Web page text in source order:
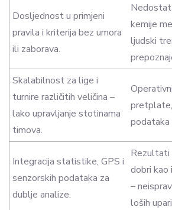
Dosljednost u primjeni
pravila i kriterija bez umora
ili zaborava.
kemije
ljudski
Skalabilnost za lige i
turnire različitih veličina –
lako upravljanje stotinama
timova.
podataka
Integracija statistike, GPS i
senzorskih podataka za
dublje analize.
Rezultati
dobri
–
loših